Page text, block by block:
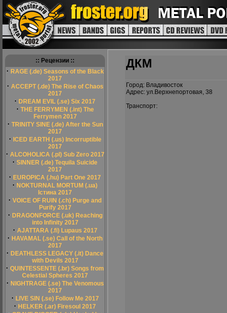
:: Рецензии ::
· RAGE (.de) Seasons of the Black
2017
· ACCEPT (.de) The Rise of Chaos
2017
· DREAM EVIL (.se) Six 2017
· THE FERRYMEN (.int) The
Ferrymen 2017
· TRINITY SINE (.de) After the Sun
2017
· ICED EARTH (.us) Incorruptible
2017
· ALCOHOLICA (.pl) Sub Zero 2017
· SINNER (.de) Tequila Suicide
2017
· EUROPICA (.hu) Part One 2017
· NOKTURNAL MORTUM (.ua)
Істина 2017
· VOICE OF RUIN (.ch) Purge and
Purify 2017
· DRAGONFORCE (.uk) Reaching
into Infinity 2017
· AJATTARA (.fi) Lupaus 2017
· HAVAMAL (.se) Call of the North
2017
· DEATHLESS LEGACY (.it) Dance
with Devils 2017
· QUINTESSENTE (.br) Songs from
Celestial Spheres 2017
· NIGHTRAGE (.se) The Venomous
2017
· LIVE SIN (.se) Follow Me 2017
· HELKER (.ar) Firesoul 2017
ДКМ
Город: Владивосток
Адрес: ул.Верхнепортовая, 38
Транспорт: